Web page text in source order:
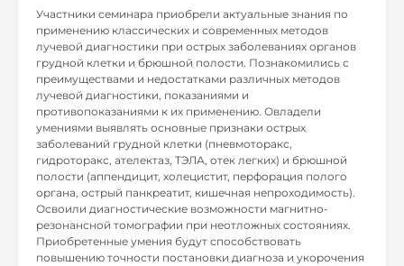
Участники семинара приобрели актуальные знания по
применению классических и современных методов
лучевой диагностики при острых заболеваниях органов
грудной клетки и брюшной полости. Познакомились с
преимуществами и недостатками различных методов
лучевой диагностики, показаниями и
противопоказаниями к их применению. Овладели
умениями выявлять основные признаки острых
заболеваний грудной клетки (пневмоторакс,
гидроторакс, ателектаз, ТЭЛА, отек легких) и брюшной
полости (аппендицит, холецистит, перфорация полого
органа, острый панкреатит, кишечная непроходимость).
Освоили диагностические возможности магнитно-
резонансной томографии при неотложных состояниях.
Приобретенные умения будут способствовать
повышению точности постановки диагноза и укорочения